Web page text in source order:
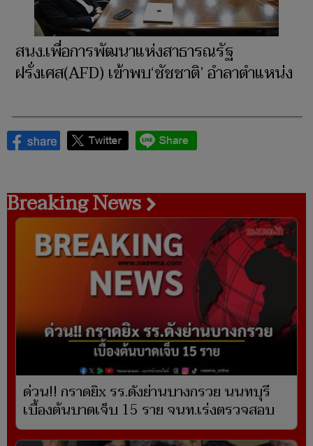
สนง.เพื่อการพัฒนาแห่งสาธารณรัฐ
ฝรั่งเศส(AFD) เข้าพบ‘ชัชชาติ’ อำลาตำแหน่ง
Breaking News
ด่วน!! กราดยิx รร.ดังย่านบางกรวย นนทบุรี
เบื้องต้นบาดเจ็บ 15 ราย จนท.เร่งตรวจสอบ